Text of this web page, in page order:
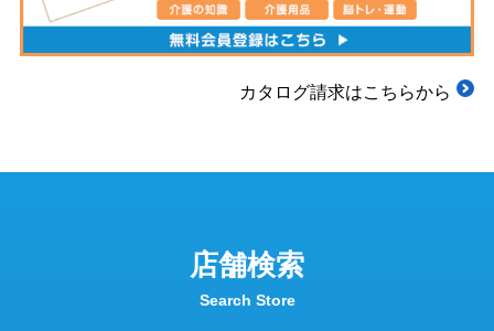
カタログ請求はこちらから
店舗検索
Search Store